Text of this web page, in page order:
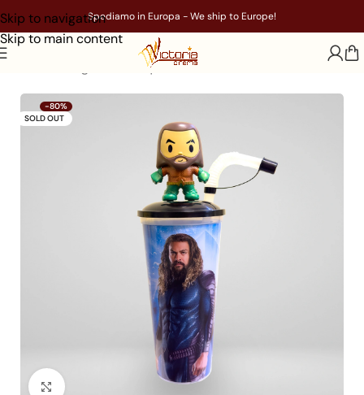
Skip to navigation
Skip to main content
Spediamo in Europa - We ship to Europe!
Aquaman
-80%
SOLD OUT
Click to enlarge